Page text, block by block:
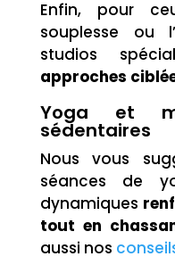
Enfin, pour
souplesse ou
studios
approches
Yoga et
sédentaires
Nous vous
séances de
dynamiques
tout en
aussi nos